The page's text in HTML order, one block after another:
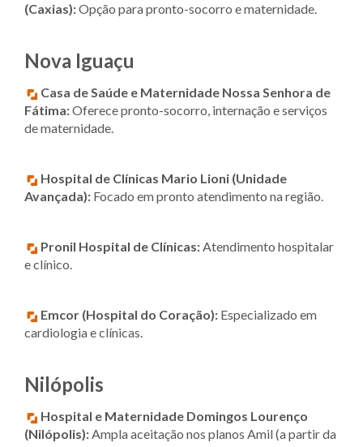
(Caxias):Opção para pronto-socorro e maternidade.
Nova Iguaçu
Casa de Saúde e Maternidade Nossa Senhora de
Fátima:Oferece pronto-socorro, internação e serviços
de maternidade.
Hospital de Clínicas Mario Lioni (Unidade
Avançada): Focado em pronto atendimento na região.
Pronil Hospital de Clínicas:Atendimento hospitalar
e clínico.
Emcor (Hospital do Coração): Especializado em
cardiologia e clínicas.
Nilópolis
Hospital e Maternidade Domingos Lourenço
(Nilópolis):Ampla aceitação nos planos Amil (a partir da